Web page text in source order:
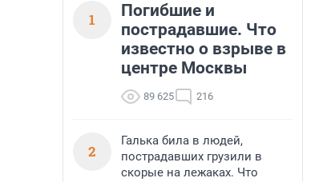
1
Погибшие и
пострадавшие. Что
известно о взрыве в
центре Москвы
89 625 216
2
Галька била в людей,
пострадавших грузили в
скорые на лежаках. Что